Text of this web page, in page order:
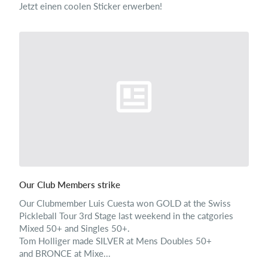
Jetzt einen coolen Sticker erwerben!
Our Club Members strike
Our Clubmember Luis Cuesta won GOLD at the Swiss
Pickleball Tour 3rd Stage last weekend in the catgories
Mixed 50+ and Singles 50+.
Tom Holliger made SILVER at Mens Doubles 50+
and BRONCE at Mixe...